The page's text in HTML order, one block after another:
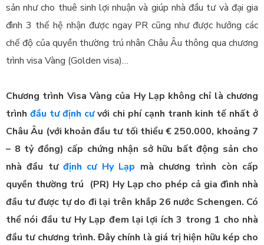
sản như cho thuê sinh lợi nhuận và giúp nhà đầu tư và đại gia
đình 3 thế hệ nhận được ngay PR cũng như được hưởng các
chế độ của quyền thường trú nhân Châu Âu thông qua chương
trình visa Vàng (Golden visa)…
Chương trình Visa Vàng của Hy Lạp không chỉ là chương
trình đầu tư định cưvới chi phí cạnh tranh kinh tế nhất ở
Châu Âu (với khoản đầu tư tối thiểu € 250.000, khoảng 7
– 8 tỷ đồng) cấp chứng nhận sở hữu bất động sản cho
nhà đầu tưđịnh cư Hy Lạp mà chương trình còn cấp
quyền thường trú (PR) Hy Lạp cho phép cả gia đình nhà
đầu tư được tự do đi lại trên khắp 26 nước Schengen. Có
thể nói đầu tư Hy Lạp đem lại lợi ích 3 trong 1 cho nhà
đầu tư chương trình. Đây chính là giá trị hiện hữu kép cho